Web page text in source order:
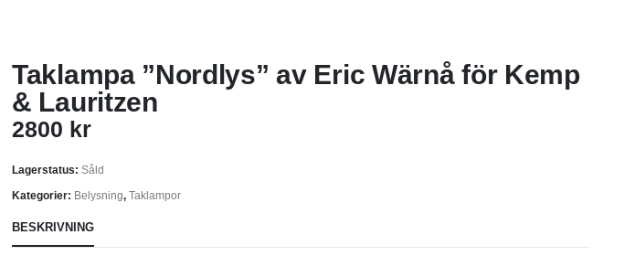
Taklampa ”Nordlys” av Eric Wärnå för Kemp
& Lauritzen
2800 kr
Lagerstatus: Såld
Kategorier: Belysning, Taklampor
BESKRIVNING